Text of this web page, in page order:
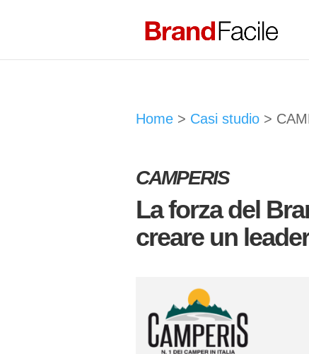
Home > Casi studio >
CAMPERIS
La forza del
creare un leader